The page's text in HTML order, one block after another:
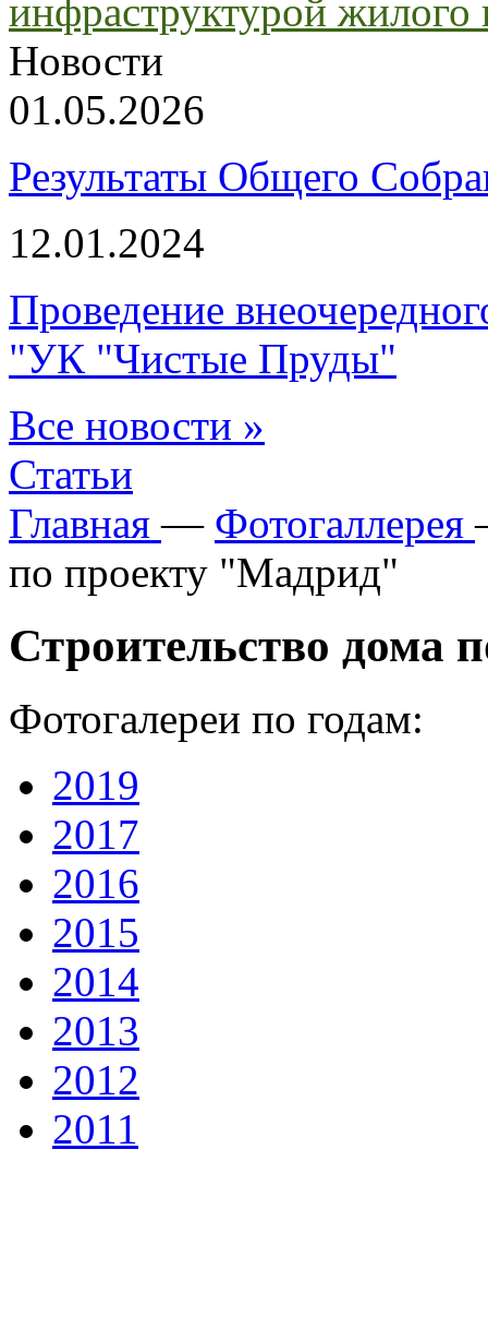
инфраструктурой жилого
Новости
01.05.2026
Результаты Общего
12.01.2024
Проведение
"УК "Чистые Пруды"
Все новости »
Статьи
Главная — Фотогаллерея
по проекту "Мадрид"
Строительство дома
Фотогалереи по годам:
2019
2017
2016
2015
2014
2013
2012
2011